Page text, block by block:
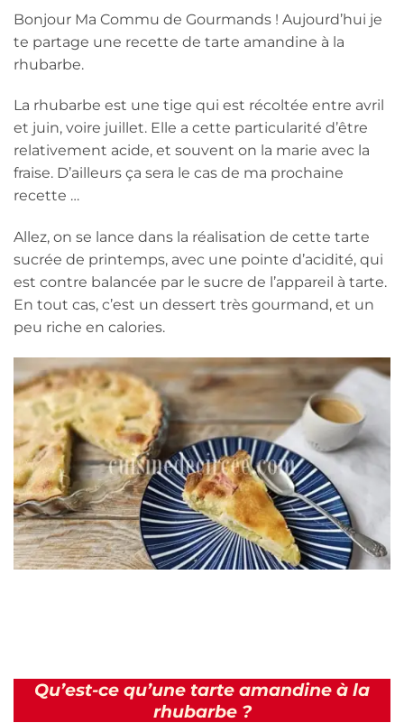
Bonjour Ma Commu de Gourmands ! Aujourd’hui je
te partage une recette de tarte amandine à la
rhubarbe.
La rhubarbe est une tige qui est récoltée entre avril
et juin, voire juillet. Elle a cette particularité d’être
relativement acide, et souvent on la marie avec la
fraise. D’ailleurs ça sera le cas de ma prochaine
recette …
Allez, on se lance dans la réalisation de cette tarte
sucrée de printemps, avec une pointe d’acidité, qui
est contre balancée par le sucre de l’appareil à tarte.
En tout cas, c’est un dessert très gourmand, et un
peu riche en calories.
Qu’est-ce qu’une tarte amandine à la
rhubarbe ?